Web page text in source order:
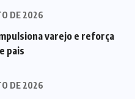
DE 2026
varejo e reforça
pais
DE 2026